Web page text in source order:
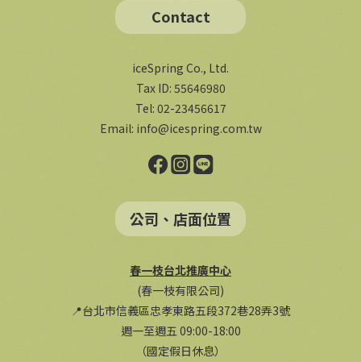
Contact
iceSpring Co., Ltd.
Tax ID: 55646980
Tel: 02-23456617
Email: info@icespring.com.tw
公司、店面位置
春一枝台北推廣中心
(春一枝有限公司)
📍台北市信義區忠孝東路五段372巷28弄3號
週一至週五 09:00-18:00
（國定假日休息）